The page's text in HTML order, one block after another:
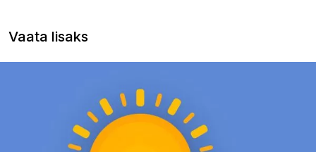
Vaata lisaks